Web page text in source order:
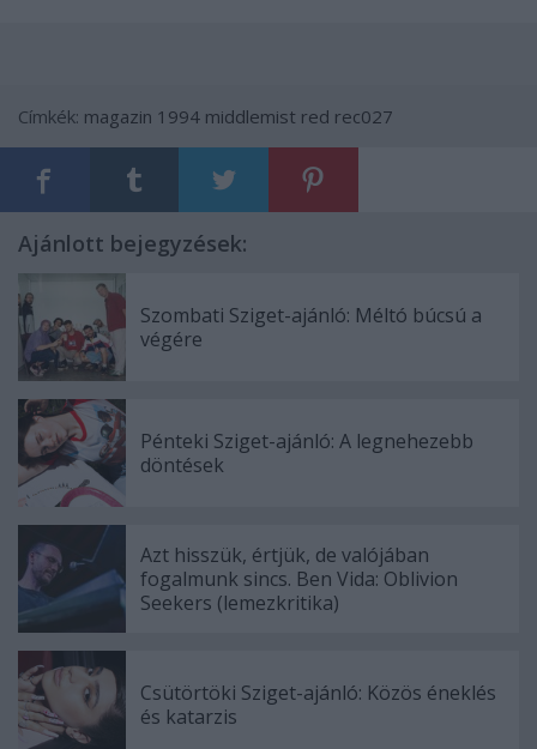
Címkék: magazin 1994 middlemist red rec027
Ajánlott bejegyzések:
Szombati Sziget-ajánló: Méltó búcsú a
végére
Pénteki Sziget-ajánló: A legnehezebb
döntések
Azt hisszük, értjük, de valójában
fogalmunk sincs. Ben Vida: Oblivion
Seekers (lemezkritika)
Csütörtöki Sziget-ajánló: Közös éneklés
és katarzis